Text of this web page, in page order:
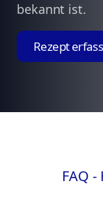
bekannt ist.
Rezept
FAQ